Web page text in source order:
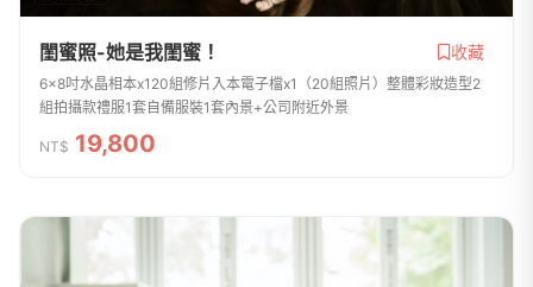
閨蜜照-她是我閨蜜！ 收藏
6x8吋水晶相本x120組修片入本電子檔x1（20組照片）整體彩妝造型2
組拍攝款禮服1套自備服裝1套內景+公司附近外景
NT$ 19,800